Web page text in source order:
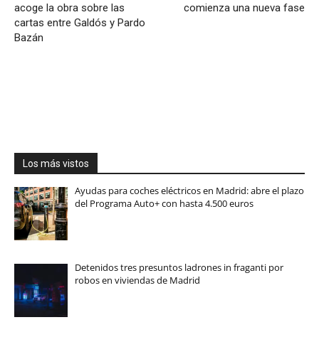
acoge la obra sobre las
cartas entre Galdós y Pardo
Bazán
comienza una nueva fase
Los más vistos
Ayudas para coches eléctricos en Madrid: abre el plazo
del Programa Auto+ con hasta 4.500 euros
Detenidos tres presuntos ladrones in fraganti por
robos en viviendas de Madrid